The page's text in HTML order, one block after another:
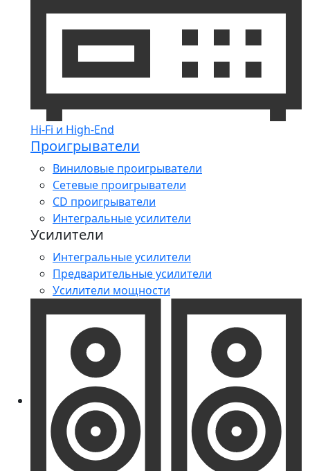
Hi-Fi и High-End
Проигрыватели
Виниловые проигрыватели
Сетевые проигрыватели
CD проигрыватели
Интегральные усилители
Усилители
Интегральные усилители
Предварительные усилители
Усилители мощности